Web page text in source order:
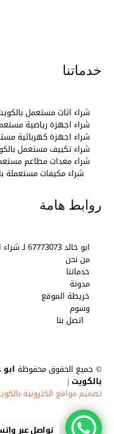
خدماتنا
شراء اثاث مستعمل
شراء اجهزة رياضية
شراء اجهزة كهربائية
شراء تكييف مستعمل
شراء معدات مطاعم
شراء مكيفات مستعملة
روابط هامة
ابو خالد 67773073 لـ شراء الاثاث المستعمل بالكويت
من نحن
خدماتنا
مدونة
خريطة الموقع
وسوم
اتصل بنا
© جميع الحقوق محفوظة
بالكويت |
تصميم مواقع الكترونية
تواصل عبر